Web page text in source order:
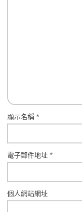
顯示名稱*
電子郵件地址*
個人網站網址